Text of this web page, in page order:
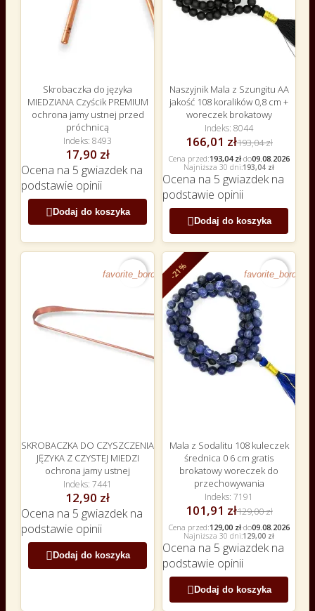
Skrobaczka do języka
MIEDZIANA Czyścik PREMIUM
ochrona jamy ustnej przed
próchnicą
Indeks 8493
17,90 zł
Ocena na 5 gwiazdek na
podstawie opinii
 Dodaj do koszyka
Naszyjnik Mala z Szungitu AA
jakość 108 koralików 0,8 cm +
woreczek brokatowy
Indeks 8044
166,01 zł193,04 zł
Cena przed:193,04 zł·do09.08.2026
Najniższa 30 dni:193,04 zł
Ocena na 5 gwiazdek na
podstawie opinii
 Dodaj do koszyka
favorite_border
SKROBACZKA DO CZYSZCZENIA
JĘZYKA Z CZYSTEJ MIEDZI
ochrona jamy ustnej
Indeks 7441
12,90 zł
Ocena na 5 gwiazdek na
podstawie opinii
 Dodaj do koszyka
-21% favorite_border
Mala z Sodalitu 108 kuleczek
średnica 0 6 cm gratis
brokatowy woreczek do
przechowywania
Indeks 7191
101,91 zł129,00 zł
Cena przed:129,00 zł·do09.08.2026
Najniższa 30 dni:129,00 zł
Ocena na 5 gwiazdek na
podstawie opinii
 Dodaj do koszyka